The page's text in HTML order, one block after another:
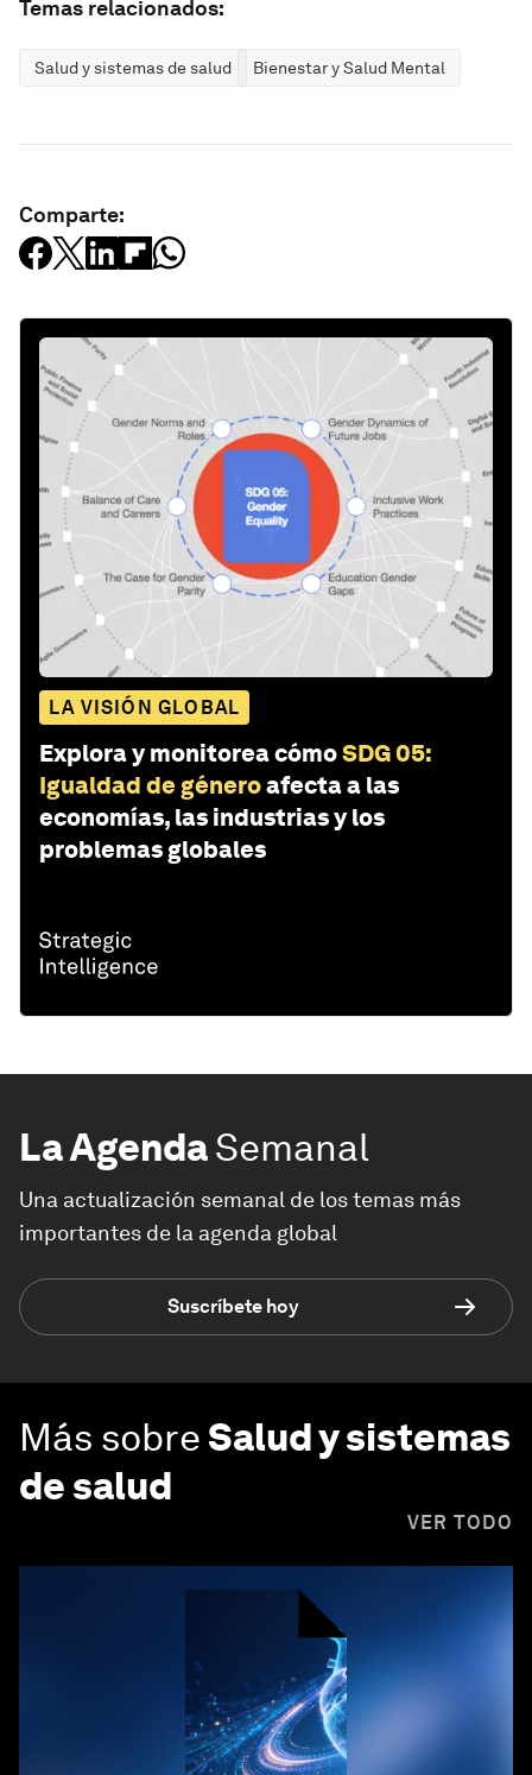
Temas relacionados:
Salud y sistemas de salud Bienestar y Salud Mental
Comparte:
LA VISIÓN GLOBAL
Explora y monitorea cómoSDG 05:
Igualdad de géneroafecta a las
economías, las industrias y los
problemas globales
La AgendaSemanal
Una actualización semanal de los temas más
importantes de la agenda global
Suscríbete hoy
Más sobreSalud y sistemas
de salud
VER TODO